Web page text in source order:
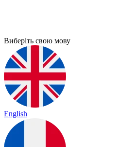
Виберіть свою мову
English